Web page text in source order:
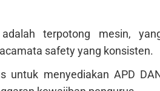
terpotong mesin,
safety yang konsisten.
untuk menyediakan APD